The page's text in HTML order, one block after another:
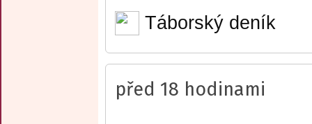
Táborský deník
před 18 hodinami